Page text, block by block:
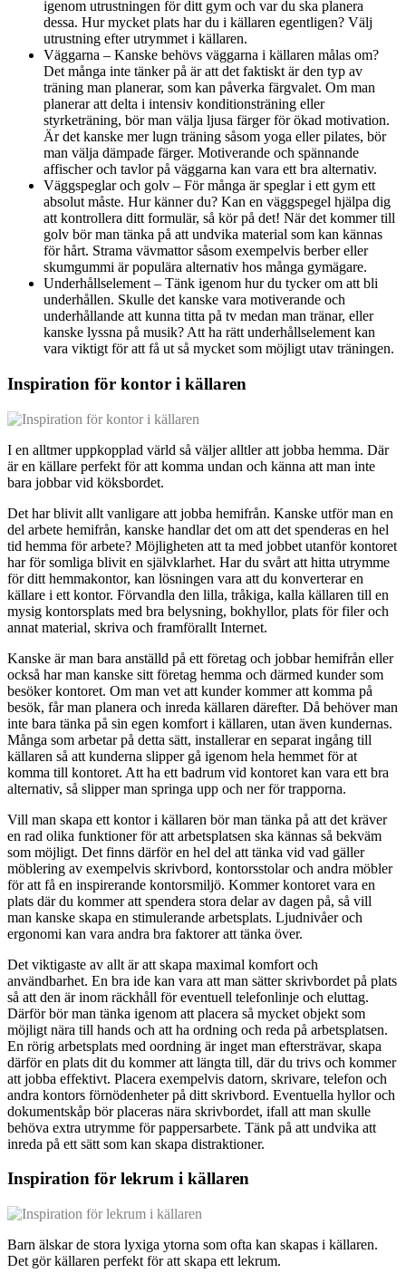
igenom utrustningen för ditt gym och var du ska planera
dessa. Hur mycket plats har du i källaren egentligen? Välj
utrustning efter utrymmet i källaren.
Väggarna – Kanske behövs väggarna i källaren målas om?
Det många inte tänker på är att det faktiskt är den typ av
träning man planerar, som kan påverka färgvalet. Om man
planerar att delta i intensiv konditionsträning eller
styrketräning, bör man välja ljusa färger för ökad motivation.
Är det kanske mer lugn träning såsom yoga eller pilates, bör
man välja dämpade färger. Motiverande och spännande
affischer och tavlor på väggarna kan vara ett bra alternativ.
Väggspeglar och golv – För många är speglar i ett gym ett
absolut måste. Hur känner du? Kan en väggspegel hjälpa dig
att kontrollera ditt formulär, så kör på det! När det kommer till
golv bör man tänka på att undvika material som kan kännas
för hårt. Strama vävmattor såsom exempelvis berber eller
skumgummi är populära alternativ hos många gymägare.
Underhållselement – Tänk igenom hur du tycker om att bli
underhållen. Skulle det kanske vara motiverande och
underhållande att kunna titta på tv medan man tränar, eller
kanske lyssna på musik? Att ha rätt underhållselement kan
vara viktigt för att få ut så mycket som möjligt utav träningen.
Inspiration för kontor i källaren
I en alltmer uppkopplad värld så väljer alltler att jobba hemma. Där
är en källare perfekt för att komma undan och känna att man inte
bara jobbar vid köksbordet.
Det har blivit allt vanligare att jobba hemifrån. Kanske utför man en
del arbete hemifrån, kanske handlar det om att det spenderas en hel
tid hemma för arbete? Möjligheten att ta med jobbet utanför kontoret
har för somliga blivit en självklarhet. Har du svårt att hitta utrymme
för ditt hemmakontor, kan lösningen vara att du konverterar en
källare i ett kontor. Förvandla den lilla, tråkiga, kalla källaren till en
mysig kontorsplats med bra belysning, bokhyllor, plats för filer och
annat material, skriva och framförallt Internet.
Kanske är man bara anställd på ett företag och jobbar hemifrån eller
också har man kanske sitt företag hemma och därmed kunder som
besöker kontoret. Om man vet att kunder kommer att komma på
besök, får man planera och inreda källaren därefter. Då behöver man
inte bara tänka på sin egen komfort i källaren, utan även kundernas.
Många som arbetar på detta sätt, installerar en separat ingång till
källaren så att kunderna slipper gå igenom hela hemmet för at
komma till kontoret. Att ha ett badrum vid kontoret kan vara ett bra
alternativ, så slipper man springa upp och ner för trapporna.
Vill man skapa ett kontor i källaren bör man tänka på att det kräver
en rad olika funktioner för att arbetsplatsen ska kännas så bekväm
som möjligt. Det finns därför en hel del att tänka vid vad gäller
möblering av exempelvis skrivbord, kontorsstolar och andra möbler
för att få en inspirerande kontorsmiljö. Kommer kontoret vara en
plats där du kommer att spendera stora delar av dagen på, så vill
man kanske skapa en stimulerande arbetsplats. Ljudnivåer och
ergonomi kan vara andra bra faktorer att tänka över.
Det viktigaste av allt är att skapa maximal komfort och
användbarhet. En bra ide kan vara att man sätter skrivbordet på plats
så att den är inom räckhåll för eventuell telefonlinje och eluttag.
Därför bör man tänka igenom att placera så mycket objekt som
möjligt nära till hands och att ha ordning och reda på arbetsplatsen.
En rörig arbetsplats med oordning är inget man eftersträvar, skapa
därför en plats dit du kommer att längta till, där du trivs och kommer
att jobba effektivt. Placera exempelvis datorn, skrivare, telefon och
andra kontors förnödenheter på ditt skrivbord. Eventuella hyllor och
dokumentskåp bör placeras nära skrivbordet, ifall att man skulle
behöva extra utrymme för pappersarbete. Tänk på att undvika att
inreda på ett sätt som kan skapa distraktioner.
Inspiration för lekrum i källaren
Barn älskar de stora lyxiga ytorna som ofta kan skapas i källaren.
Det gör källaren perfekt för att skapa ett lekrum.